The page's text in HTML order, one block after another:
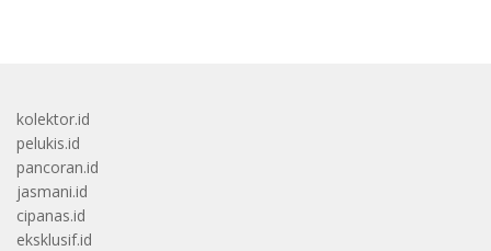
kolektor.id
pelukis.id
pancoran.id
jasmani.id
cipanas.id
eksklusif.id